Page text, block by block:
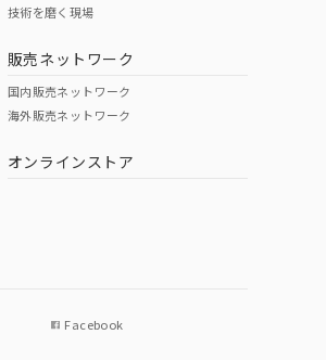
技術を磨く現場
販売ネットワーク
国内販売ネットワーク
海外販売ネットワーク
オンラインストア
Facebook